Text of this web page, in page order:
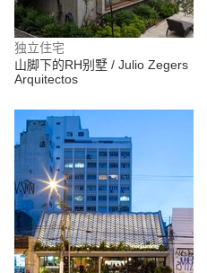
独立住宅
山脚下的RH别墅 / Julio Zegers
Arquitectos